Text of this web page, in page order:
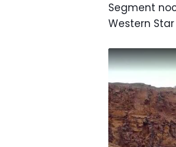
Segment
Western